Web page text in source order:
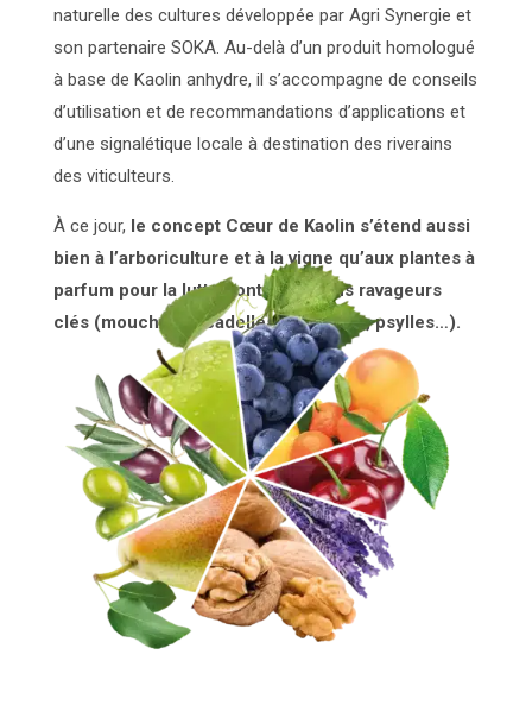
naturelle des cultures développée par Agri Synergie et
son partenaire SOKA. Au-delà d’un produit homologué
à base de Kaolin anhydre, il s’accompagne de conseils
d’utilisation et de recommandations d’applications et
d’une signalétique locale à destination des riverains
des viticulteurs.
À ce jour, le concept Cœur de Kaolin s’étend aussi
bien à l’arboriculture et à la vigne qu’aux plantes à
parfum pour la lutte contre certains ravageurs
clés (mouches, cicadelles, pucerons, psylles…).